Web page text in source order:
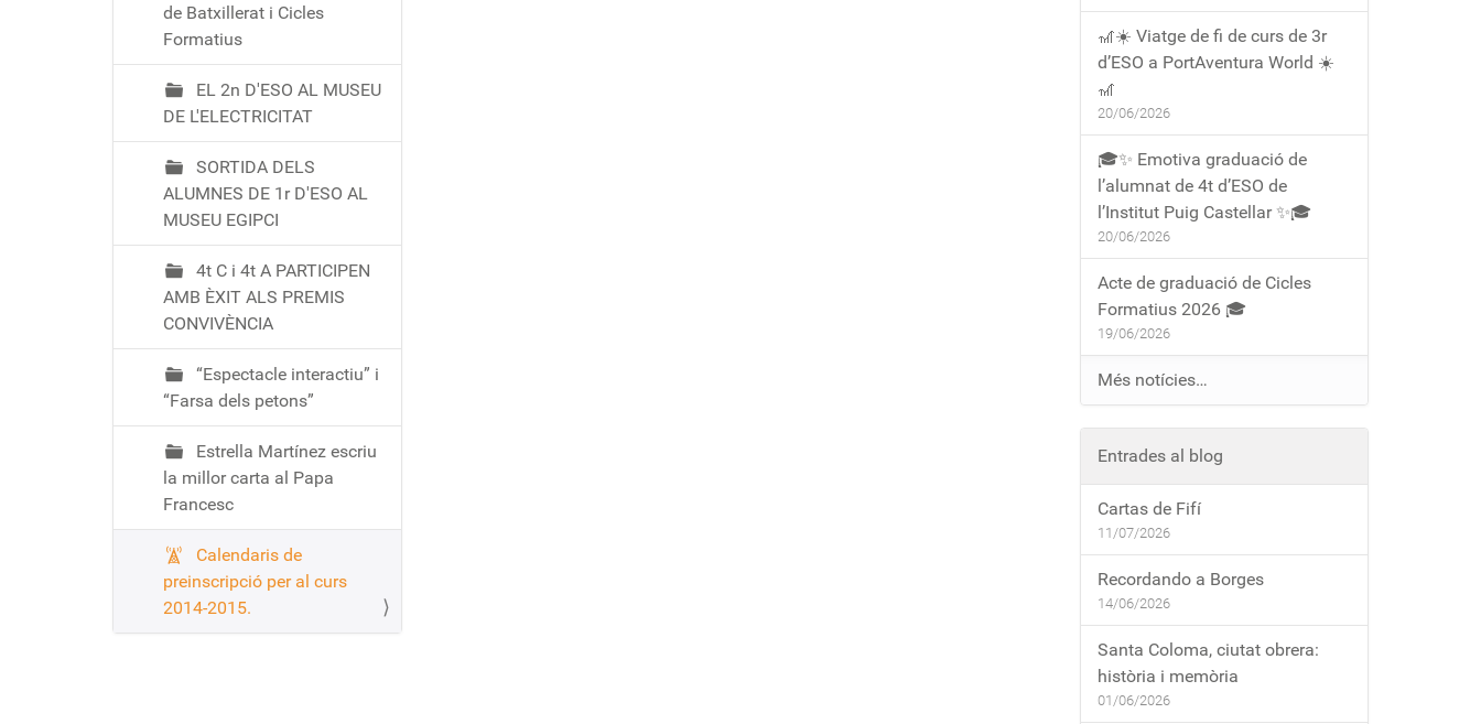
de Batxillerat i Cicles
Formatius
EL 2n D'ESO AL MUSEU
DE L'ELECTRICITAT
SORTIDA DELS
ALUMNES DE 1r D'ESO AL
MUSEU EGIPCI
4t C i 4t A PARTICIPEN
AMB ÈXIT ALS PREMIS
CONVIVÈNCIA
“Espectacle interactiu” i
“Farsa dels petons”
Estrella Martínez escriu
la millor carta al Papa
Francesc
Calendaris de
preinscripció per al curs
2014-2015.
🎢☀️ Viatge de fi de curs de 3r
d’ESO a PortAventura World ☀️
🎢
20/06/2026
🎓✨ Emotiva graduació de
l’alumnat de 4t d’ESO de
l’Institut Puig Castellar ✨🎓
20/06/2026
Acte de graduació de Cicles
Formatius 2026 🎓
19/06/2026
Més notícies…
Entrades al blog
Cartas de Fifí
11/07/2026
Recordando a Borges
14/06/2026
Santa Coloma, ciutat obrera:
història i memòria
01/06/2026